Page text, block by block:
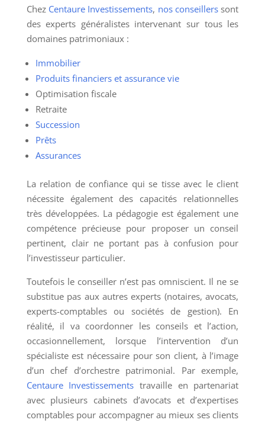
Chez Centaure Investissements, nos conseillerssont
des experts généralistes intervenant sur tous les
domaines patrimoniaux :
Immobilier
Produits financiers et assurance vie
Optimisation fiscale
Retraite
Succession
Prêts
Assurances
La relation de confiance qui se tisse avec le client
nécessite également des capacités relationnelles
très développées. La pédagogie est également une
compétence précieuse pour proposer un conseil
pertinent, clair ne portant pas à confusion pour
l’investisseur particulier.
Toutefois le conseiller n’est pas omniscient. Il ne se
substitue pas aux autres experts (notaires, avocats,
experts-comptables ou sociétés de gestion). En
réalité, il va coordonner les conseils et l’action,
occasionnellement, lorsque l’intervention d’un
spécialiste est nécessaire pour son client, à l’image
d’un chef d’orchestre patrimonial. Par exemple,
Centaure Investissements travaille en partenariat
avec plusieurs cabinets d’avocats et d’expertises
comptables pour accompagner au mieux ses clients